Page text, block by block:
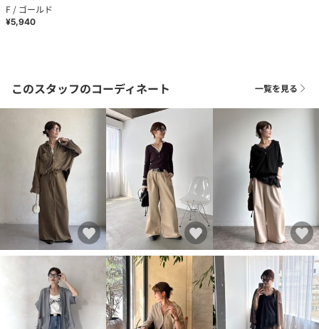
F / ゴールド
¥5,940
このスタッフのコーディネート 一覧を見る